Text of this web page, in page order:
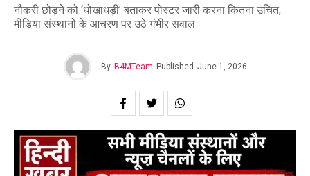
नौकरी छोड़ने को ‘धोखाधड़ी’ बताकर पोस्टर जारी करना कितना उचित,
मीडिया संस्थानों के आचरण पर उठे गंभीर सवाल
By B4MTeam Published June 1, 2026